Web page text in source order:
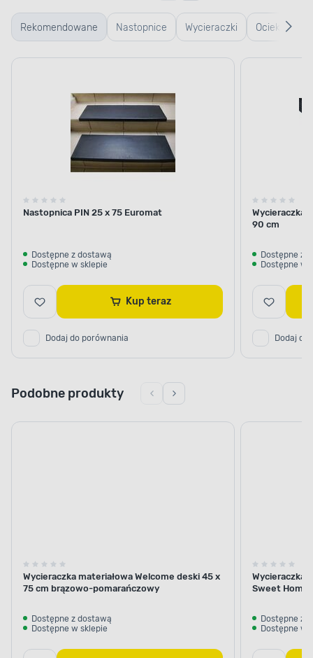
Rekomendowane Nastopnice Wycieraczki
typu
Ociekacze
na buty
Nastopnica PIN 25 x 75 Euromat
Dostępne z dostawą
Dostępne w sklepie
Kup teraz
Dodaj do porównania
Wycieraczka
90 cm
Dostępne z
Dostępne w
Dodaj do
Podobne produkty
Wycieraczka materiałowa Welcome deski 45 x
75 cm brązowo-pomarańczowy
Dostępne z dostawą
Dostępne w sklepie
Wycieraczka
Sweet Home
Dostępne z
Dostępne w